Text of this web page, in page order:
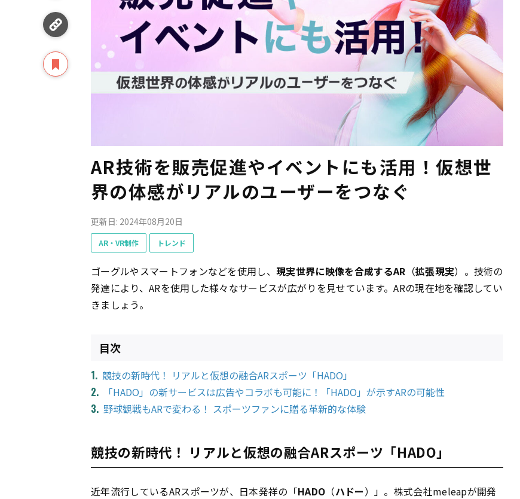
AR技術を販売促進やイベントにも活用！仮想世
界の体感がリアルのユーザーをつなぐ
更新日: 2024年08月20日
AR・VR制作 トレンド
ゴーグルやスマートフォンなどを使用し、現実世界に映像を合成するAR （拡張現実）。技術の
発達により、ARを使用した様々なサービスが広がりを見せています。ARの現在地を確認してい
きましょう。
目次
競技の新時代！ リアルと仮想の融合ARスポーツ「HADO」
「HADO」の新サービスは広告やコラボも可能に！「HADO」が示すARの可能性
野球観戦もARで変わる！ スポーツファンに贈る革新的な体験
競技の新時代！ リアルと仮想の融合ARスポーツ「HADO」
近年流行しているARスポーツが、日本発祥の「HADO （ハドー）」。株式会社meleapが開発